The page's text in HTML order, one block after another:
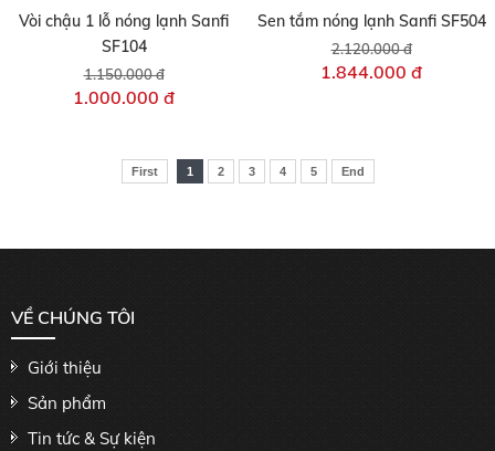
Vòi chậu 1 lỗ nóng lạnh Sanfi
SF104
1.150.000 đ
1.000.000 đ
Sen tắm nóng lạnh Sanfi SF504
2.120.000 đ
1.844.000 đ
First 1 2 3 4 5 End
VỀ CHÚNG TÔI
Giới thiệu
Sản phẩm
Tin tức & Sự kiện